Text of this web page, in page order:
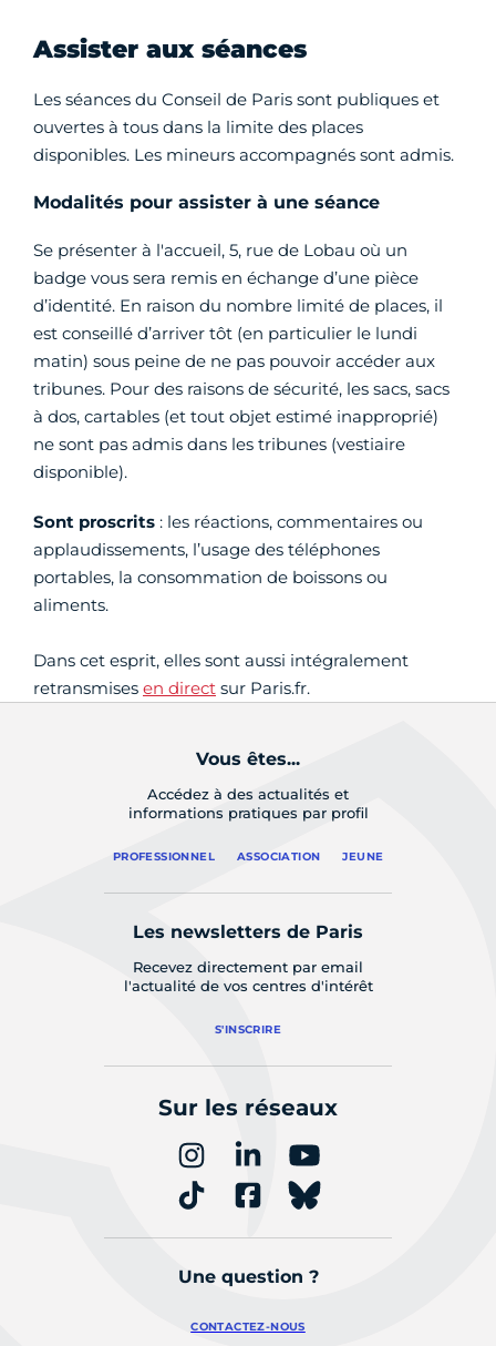
Assister aux séances
Les séances du Conseil de Paris sont publiques et
ouvertes à tous dans la limite des places
disponibles. Les mineurs accompagnés sont admis.
Modalités pour assister à une séance
Se présenter à l'accueil, 5, rue de Lobau où un
badge vous sera remis en échange d’une pièce
d’identité. En raison du nombre limité de places, il
est conseillé d’arriver tôt (en particulier le lundi
matin) sous peine de ne pas pouvoir accéder aux
tribunes. Pour des raisons de sécurité, les sacs, sacs
à dos, cartables (et tout objet estimé inapproprié)
ne sont pas admis dans les tribunes (vestiaire
disponible).
Sont proscrits : les réactions, commentaires ou
applaudissements, l’usage des téléphones
portables, la consommation de boissons ou
aliments.
Dans cet esprit, elles sont aussi intégralement
retransmises en direct sur Paris.fr.
Vous êtes...
Accédez à des actualités et
informations pratiques par profil
PROFESSIONNEL ASSOCIATION JEUNE
Les newsletters de Paris
Recevez directement par email
l'actualité de vos centres d'intérêt
S'INSCRIRE
Sur les réseaux
Une question ?
CONTACTEZ-NOUS